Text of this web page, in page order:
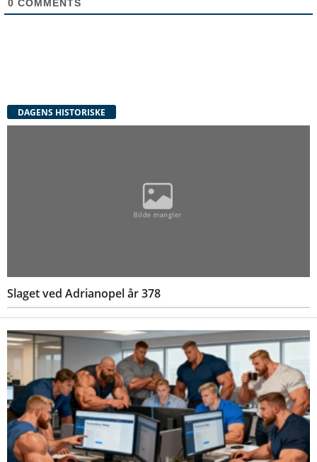
0 COMMENTS
DAGENS HISTORISKE
Slaget ved Adrianopel år 378